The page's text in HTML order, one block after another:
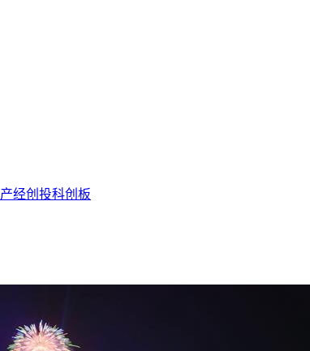
产经创投科创板